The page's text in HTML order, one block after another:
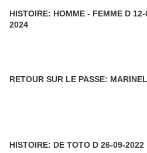
HISTOIRE: HOMME - FEMME D 12-08-
2024
HISTOIRE: DE TOTO D 26-09-2022